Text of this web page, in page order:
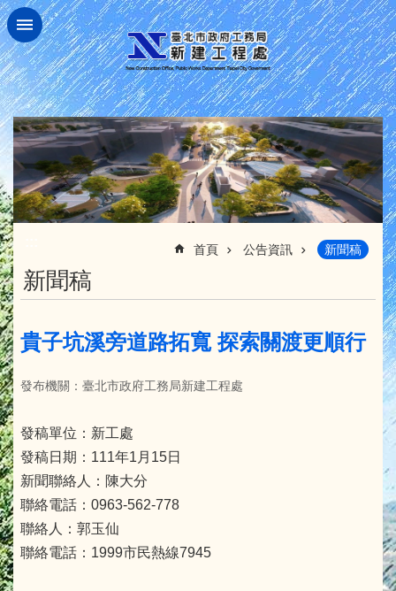
跳到主要內容區塊
首頁 公告資訊 新聞稿
新聞稿
貴子坑溪旁道路拓寬 探索關渡更順行
發布機關：臺北市政府工務局新建工程處
發稿單位：新工處
發稿日期：111年1月15日
新聞聯絡人：陳大分
聯絡電話：0963-562-778
聯絡人：郭玉仙
聯絡電話：1999市民熱線7945